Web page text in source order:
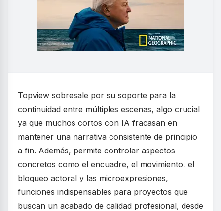
Topview sobresale por su soporte para la
continuidad entre múltiples escenas, algo crucial
ya que muchos cortos con IA fracasan en
mantener una narrativa consistente de principio
a fin. Además, permite controlar aspectos
concretos como el encuadre, el movimiento, el
bloqueo actoral y las microexpresiones,
funciones indispensables para proyectos que
buscan un acabado de calidad profesional, desde